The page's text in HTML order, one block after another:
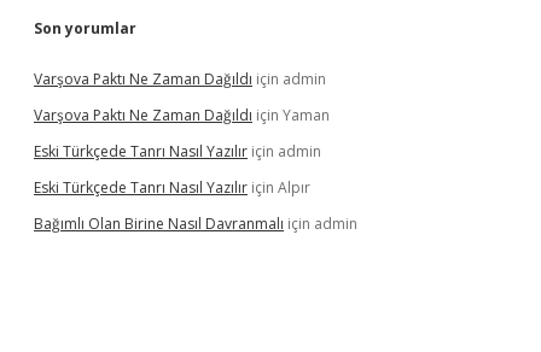
Son yorumlar
Varşova Paktı Ne Zaman Dağıldı için admin
Varşova Paktı Ne Zaman Dağıldı için Yaman
Eski Türkçede Tanrı Nasıl Yazılır için admin
Eski Türkçede Tanrı Nasıl Yazılır için Alpır
Bağımlı Olan Birine Nasıl Davranmalı için admin